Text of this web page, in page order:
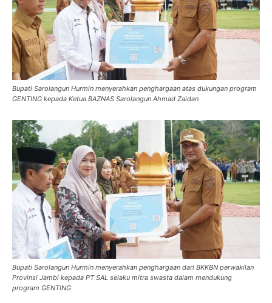
Bupati Sarolangun Hurmin menyerahkan penghargaan atas dukungan program
GENTING kepada Ketua BAZNAS Sarolangun Ahmad Zaidan
Bupati Sarolangun Hurmin menyerahkan penghargaan dari BKKBN perwakilan
Provinsi Jambi kepada PT SAL selaku mitra swasta dalam mendukung
program GENTING